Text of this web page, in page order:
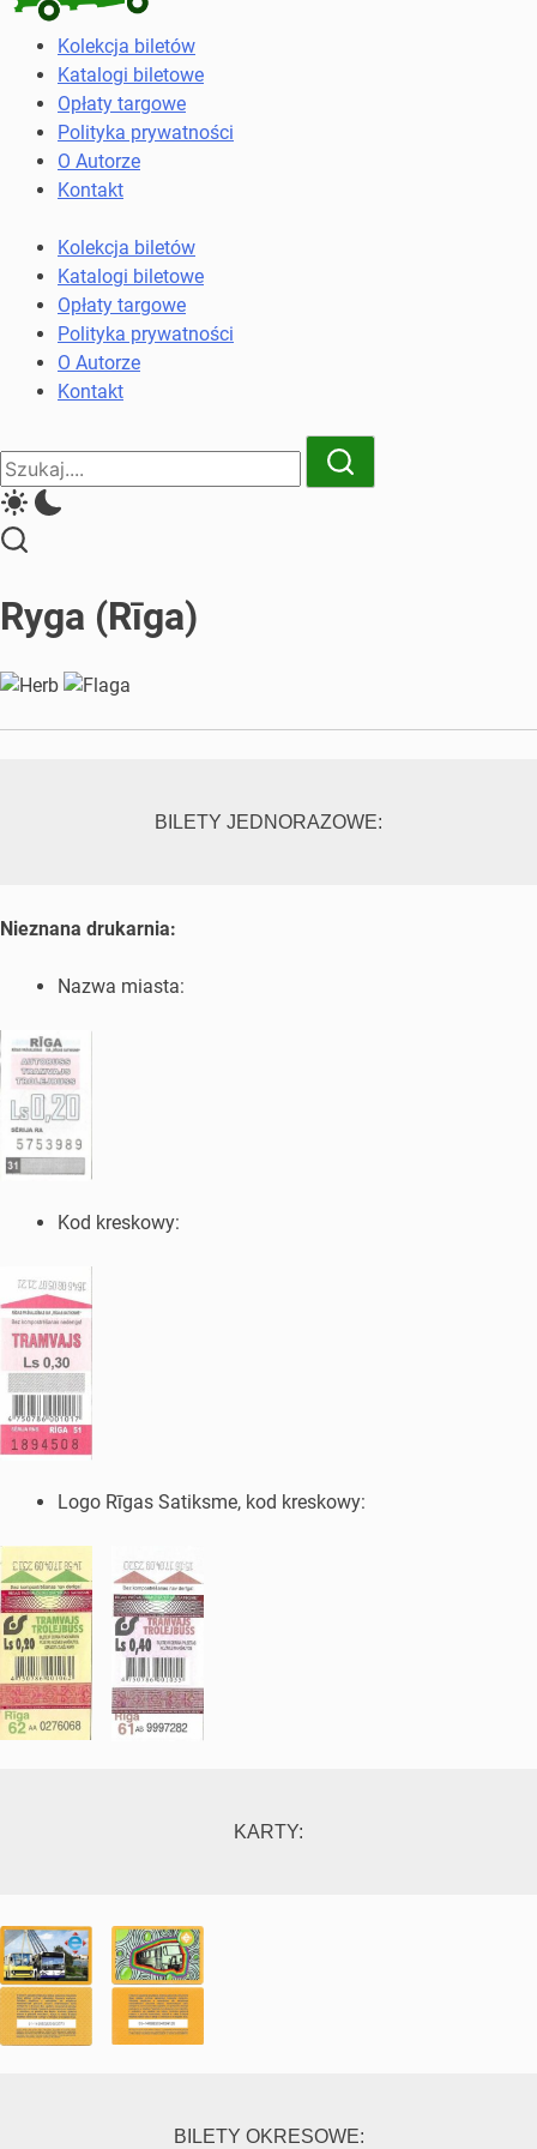
Kolekcja
biletów
komunikacji
miejskiej
kolejowych
Kolekcja biletów
Katalogi biletowe
Opłaty targowe
Polityka prywatności
O Autorze
Kontakt
Kolekcja biletów
Katalogi biletowe
Opłaty targowe
Polityka prywatności
O Autorze
Kontakt
Close
Search
Search
Ryga (Rīga)
BILETY JEDNORAZOWE:
Nieznana drukarnia:
Nazwa miasta:
Kod kreskowy:
Logo Rīgas Satiksme, kod kreskowy:
KARTY:
BILETY OKRESOWE: